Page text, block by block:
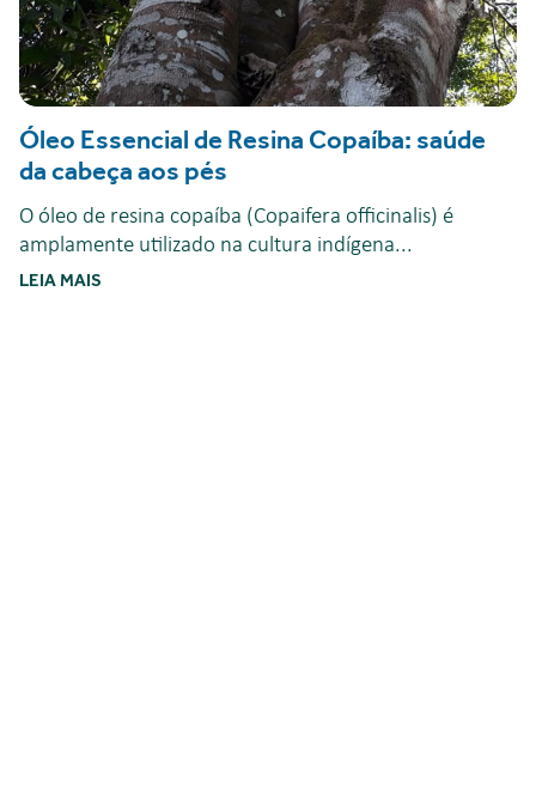
Óleo Essencial de Resina Copaíba: saúde
da cabeça aos pés
O óleo de resina copaíba (Copaifera officinalis) é
amplamente utilizado na cultura indígena...
LEIA MAIS